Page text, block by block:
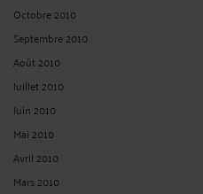
Octobre 2010
Septembre 2010
Août 2010
Juillet 2010
Juin 2010
Mai 2010
Avril 2010
Mars 2010